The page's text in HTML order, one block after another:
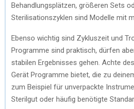
Behandlungsplätzen, größeren Sets
Sterilisationszyklen sind Modelle mit
Ebenso wichtig sind Zykluszeit und
Programme sind praktisch, dürfen
stabilen Ergebnisses gehen. Achte
Gerät Programme bietet, die zu
zum Beispiel für unverpackte
Sterilgut oder häufig benötigte